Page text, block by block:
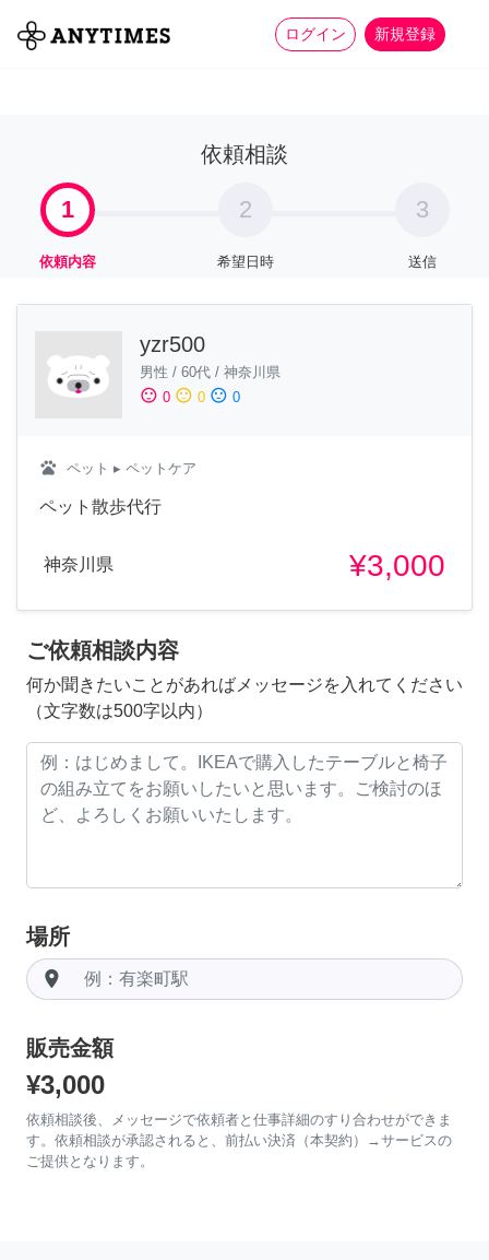
ログイン 新規登録
全て 家事 more_horiz
依頼相談
1
依頼内容
2
希望日時
3
送信
yzr500
男性 / 60代 / 神奈川県
sentiment_satisfied 0 sentiment_neutral 0 sentiment_dissatisfied 0
pets ペット ▸ ペットケア
ペット散歩代行
神奈川県 ¥3,000
ご依頼相談内容
何か聞きたいことがあればメッセージを入れてください
（文字数は500字以内）
場所
room
販売金額
¥3,000
依頼相談後、メッセージで依頼者と仕事詳細のすり合わせができま
す。依頼相談が承認されると、前払い決済（本契約）→サービスの
ご提供となります。